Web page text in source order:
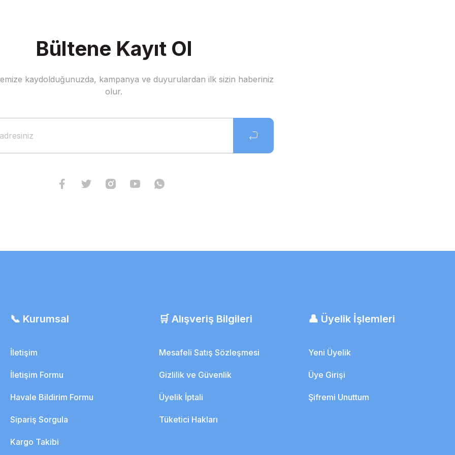
Bültene Kayıt Ol
kaydolduğunuzda, kampanya ve duyurulardan ilk sizin haberiniz
olur.
📞 Kurumsal
İletişim
İletişim Formu
Havale Bildirim Formu
Sipariş Sorgula
Kargo Takibi
🛒 Alışveriş Bilgileri
Mesafeli Satış Sözleşmesi
Gizlilik ve Güvenlik
Üyelik İptali
Tüketici Hakları
👤 Üyelik İşlemleri
Yeni Üyelik
Üye Girişi
Şifremi Unuttum